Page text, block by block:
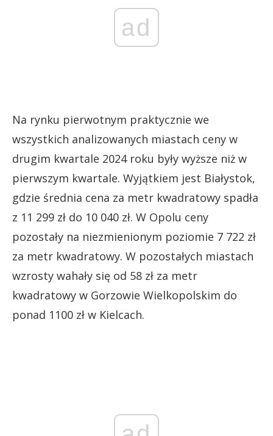
ad
Na rynku pierwotnym praktycznie we
wszystkich analizowanych miastach ceny w
drugim kwartale 2024 roku były wyższe niż w
pierwszym kwartale. Wyjątkiem jest Białystok,
gdzie średnia cena za metr kwadratowy spadła
z 11 299 zł do 10 040 zł. W Opolu ceny
pozostały na niezmienionym poziomie 7 722 zł
za metr kwadratowy. W pozostałych miastach
wzrosty wahały się od 58 zł za metr
kwadratowy w Gorzowie Wielkopolskim do
ponad 1100 zł w Kielcach.